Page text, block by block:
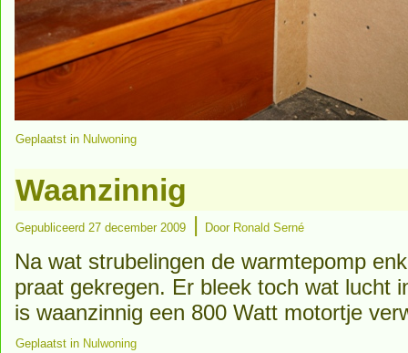
Geplaatst in Nulwoning
Waanzinnig
Gepubliceerd 27 december 2009 | Door Ronald Serné
Na wat strubelingen de warmtepomp
praat gekregen. Er bleek toch wat lucht
is waanzinnig een 800 Watt motortje
Geplaatst in Nulwoning